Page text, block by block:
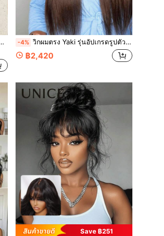
-4% วิกผมตรง Yaki รุ่นอัปเกรดรูปตัว V พร้อมหางม้าแบบพลิกกลับได้, Magic V-Line, เหมาะสำหรับผู้เริ่มต้น, เหลือชิ้นส่วนวิกผมน้อยที่สุด, จัดแต่งทรงง่าย, แสกกลางรูปตัว V, ไม่มีกาว, วิกผม Yaki สีดำไล่ระดับสีน้ำตาลแดงอมน้ำตาลพร้อมหางม้าที่มองไม่เห็น, วิกผม UNice สำหรับผู้หญิง
฿2,420
Save ฿251